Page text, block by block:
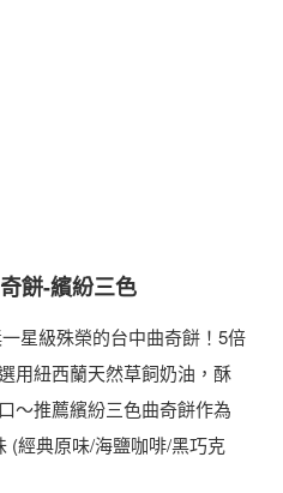
餅-繽紛三色
星級殊榮的台中曲奇餅！5倍
用紐西蘭天然草飼奶油，酥
～推薦繽紛三色曲奇餅作為
(經典原味/海鹽咖啡/黑巧克